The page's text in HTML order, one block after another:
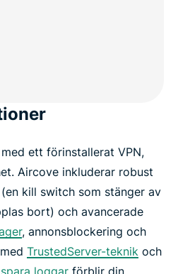
ett förinstallerat VPN,
Aircove inkluderar robust
kill switch som stänger av
bort) och avancerade
, annonsblockering och
TrustedServer-teknik och